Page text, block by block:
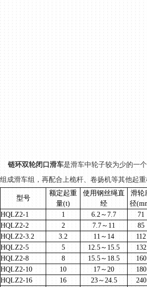
链环双轮闭口滑车是滑车中轮子较为少的一
组成滑车组，再配合上桅杆、卷扬机等其他起
型号
额定起重
量(t)
使用钢丝绳直
经
滑轮
径
HQLZ2-1 1 6.2 ～ 7.7 71
HQLZ2-2
2 7.7 ～11 85
HQLZ2-3.2
3.2 11 ～ 14 112
HQLZ2-5
5 12.5 ～ 15.5 132
HQLZ2-8
8 15.5 ～ 18.5 160
HQLZ2-10 10 17 ～ 20 180
HQLZ2-16
16 23～24.5 240